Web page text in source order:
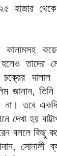
হাজার
কালামসহ
তাদের
দালাল
জানান,
তবে একদিন
হয়
বললে কিছু
সোনালী